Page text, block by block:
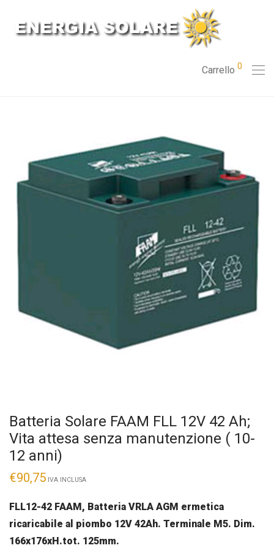
Carrello 0
Batteria Solare FAAM FLL 12V 42 Ah;
Vita attesa senza manutenzione ( 10-
12 anni)
€90,75 IVA INCLUSA
FLL12-42 FAAM, Batteria VRLA AGM ermetica
ricaricabile al piombo 12V 42Ah. Terminale M5. Dim.
166x176xH.tot. 125mm.